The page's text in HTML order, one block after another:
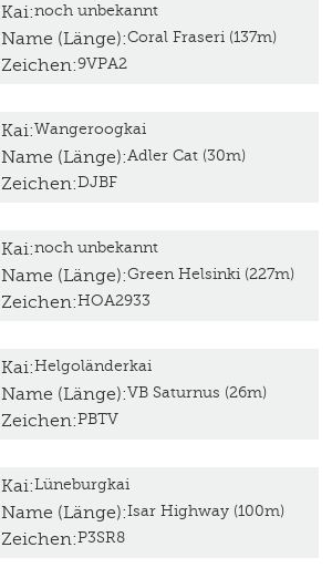
Kai:noch unbekannt
Name (Länge):Coral Fraseri (137m)
Zeichen:9VPA2
Kai:Wangeroogkai
Name (Länge):Adler Cat (30m)
Zeichen:DJBF
Kai:noch unbekannt
Name (Länge):Green Helsinki (227m)
Zeichen:HOA2933
Kai:Helgoländerkai
Name (Länge):VB Saturnus (26m)
Zeichen:PBTV
Kai:Lüneburgkai
Name (Länge):Isar Highway (100m)
Zeichen:P3SR8